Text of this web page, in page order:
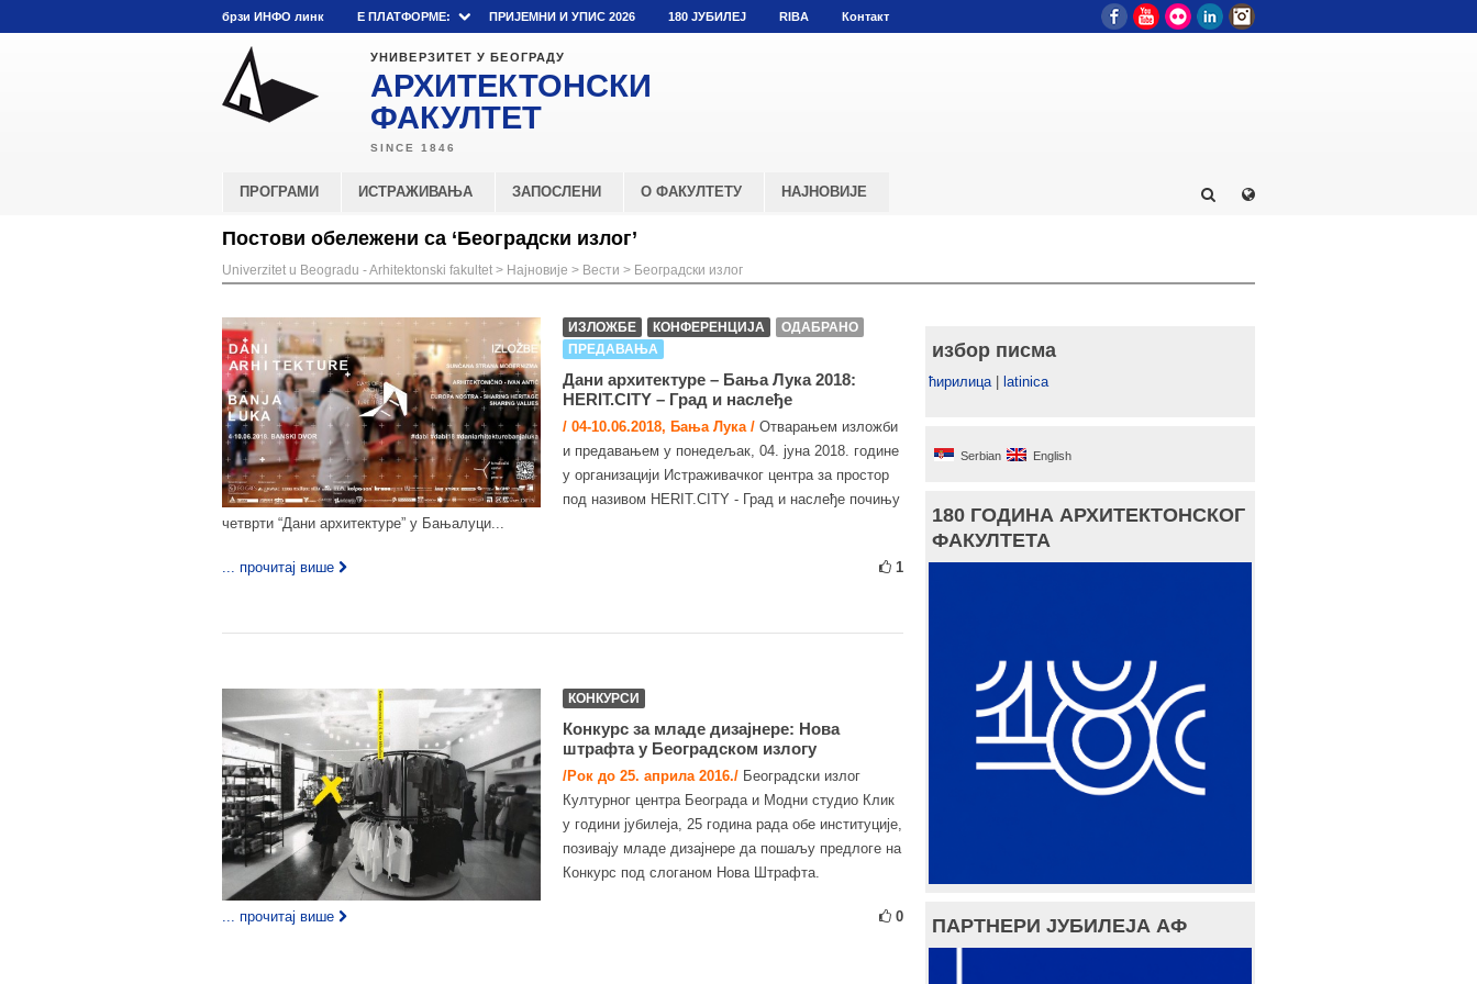
брзи ИНФО линк E ПЛАТФОРМЕ: ПРИЈЕМНИ И УПИС 2026 180 ЈУБИЛЕЈ RIBA Контакт FacebookYouTube
Flickr LinkedIn
УНИВЕРЗИТЕТ У БЕОГРАДУ
АРХИТЕКТОНСКИ
ФАКУЛТЕТ
ПРОГРАМИ ИСТРАЖИВАЊА ЗАПОСЛЕНИ О ФАКУЛТЕТУ НАЈНОВИЈЕ
Постови обележени са ‘Београдски излог’
Univerzitet u Beogradu - Arhitektonski fakultet > Најновије > Вести > Београдски излог
ИЗЛОЖБЕ КОНФЕРЕНЦИЈА
ОДАБРАНО
ПРЕДАВАЊА
Дани архитектуре – Бања Лука 2018:
HERIT.CITY – Град и наслеђе
/ 04-10.06.2018, Бања Лука / Отварањем изложби
и предавањем у понедељак, 04. јуна 2018. године
у организацији Истраживачког центра за простор
под називом HERIT.CITY - Град и наслеђе почињу
четврти “Дани архитектуре” у Бањалуци...
... прочитај више 1
КОНКУРСИ
Конкурс за младе дизајнере: Нова
штрафта у Београдском излогу
/Рок до 25. априла 2016./ Београдски излог
Културног центра Београда и Модни студио Клик
у години јубилеја, 25 година рада обе институције,
позивају младе дизајнере да пошаљу предлоге на
Конкурс под слоганом Нова Штрафта.
... прочитај више 0
избор писма
ћирилица| latinica
Serbian English
180 ГОДИНА АРХИТЕКТОНСКОГ
ФАКУЛТЕТА
ПАРТНЕРИ ЈУБИЛЕЈА АФ